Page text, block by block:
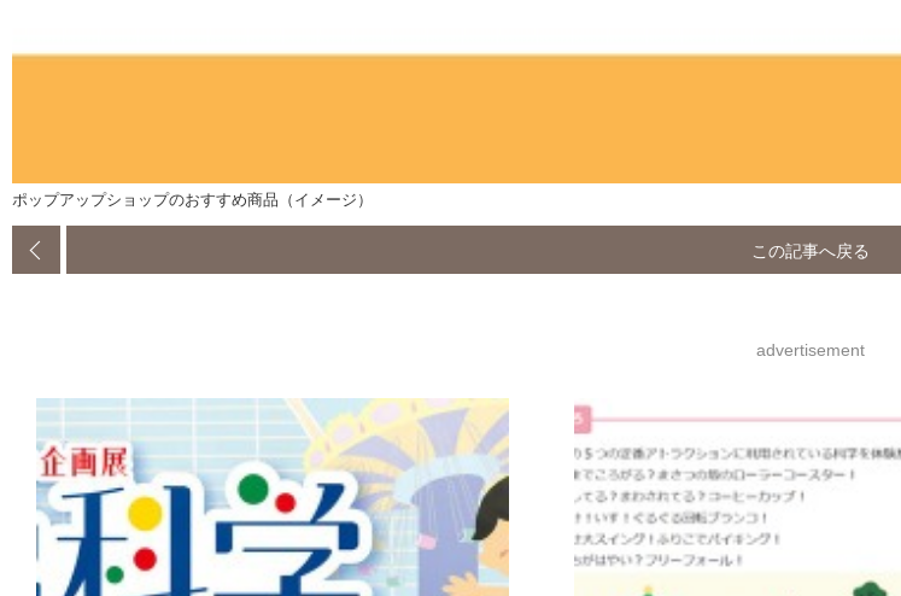
ポップアップショップのおすすめ商品（イメージ）
この記事へ戻る
advertisement